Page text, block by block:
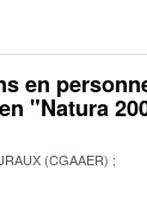
en
"Natura
(CGAAER)